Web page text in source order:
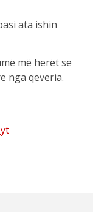
ata ishin
më herët se
nga qeveria.